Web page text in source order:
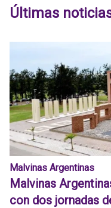
Últimas
Malvinas Argentinas
Malvinas
con dos jornadas